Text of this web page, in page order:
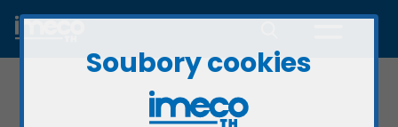
Soubory cookies